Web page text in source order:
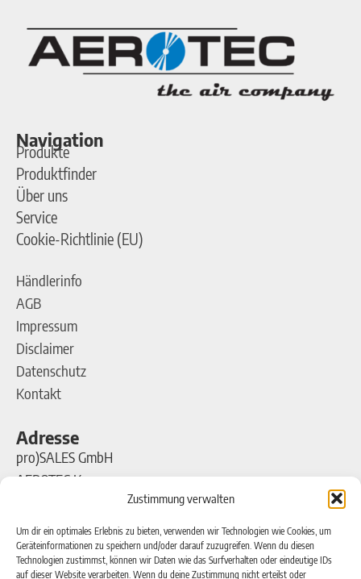
Zustimmung verwalten
Um dir ein optimales Erlebnis zu bieten, verwenden wir Technologien wie Cookies, um
Geräteinformationen zu speichern und/oder darauf zuzugreifen. Wenn du diesen
Technologien zustimmst, können wir Daten wie das Surfverhalten oder eindeutige IDs
auf dieser Website verarbeiten. Wenn du deine Zustimmung nicht erteilst oder
Navigation
Produkte
Produktfinder
Über uns
Service
Cookie-Richtlinie (EU)
Händlerinfo
AGB
Impressum
Disclaimer
Datenschutz
Kontakt
Adresse
pro)SALES GmbH
AEROTEC Kompressoren
Ferdinand-Porsche-Straße 16
63500 Seligenstadt